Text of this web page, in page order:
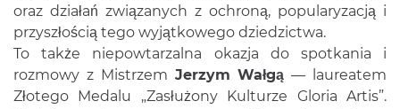
oraz działań związanych z ochroną, popularyzacją i
przyszłością tego wyjątkowego dziedzictwa.
To także niepowtarzalna okazja do spotkania i
rozmowy z Mistrzem Jerzym Wałgą — laureatem
Złotego Medalu „Zasłużony Kulturze Gloria Artis”.